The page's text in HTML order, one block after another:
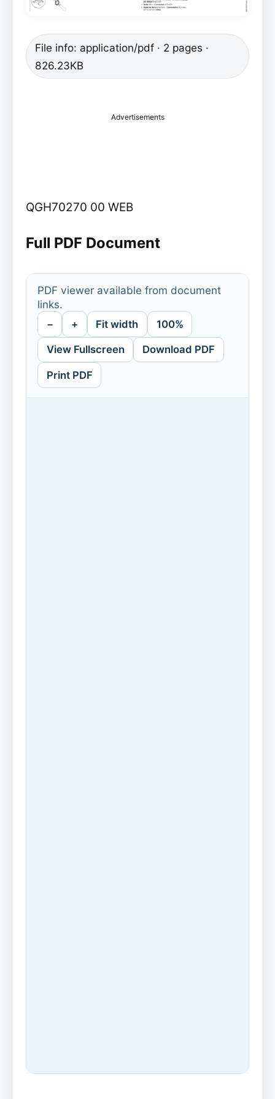
File info: application/pdf · 2 pages ·
826.23KB
Advertisements
QGH70270 00 WEB
Full PDF Document
PDF viewer available from document
links.
− + Fit width 100%
View Fullscreen Download PDF
Print PDF